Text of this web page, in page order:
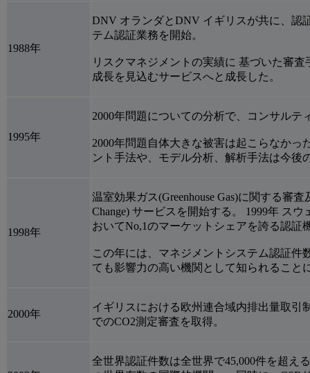
1988年
DNV オランダとDNV イギリスが共に、認
テム認証業務を開始。
リスクマネジメントの実績に 基づいた審
成長を見込むサービスへと成長した。
1995年
2000年問題についての分析で、コンサルテ
2000年問題自体大きな被害は起こらなか
ント手法や、モデル分析、解析手法は今後
1998年
温室効果ガス(Greenhouse Gas)に関する審
Change) サービスを開始する。 1999年 ス
おいてNo,1のマーケットシェアを誇る認証
この年には、マネジメントシステム認証件
ても影響力の高い機関として知られること
2000年
イギリスにおける欧州連合域内排出量取引制
でのCO2測定審査を取得。
全世界認証件数は全世界で45,000件を超え